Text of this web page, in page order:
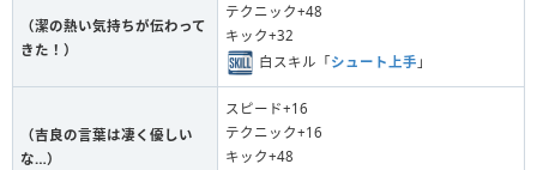
（潔の熱い気持ちが伝わって
きた！）
テクニック+48
キック+32
白スキル「シュート上手 」
（吉良の言葉は凄く優しい
な…）
スピード+16
テクニック+16
キック+48